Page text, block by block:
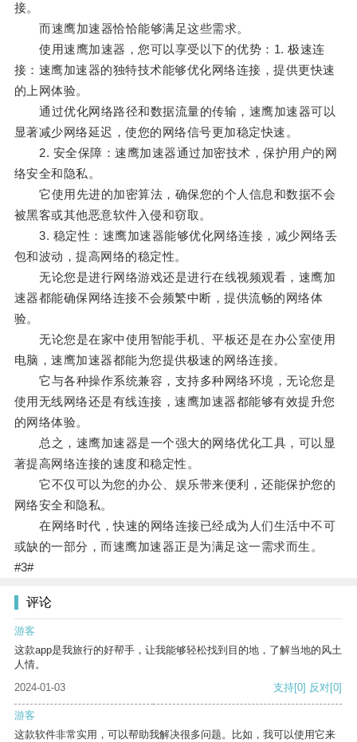
接。
而速鹰加速器恰恰能够满足这些需求。
使用速鹰加速器，您可以享受以下的优势：1. 极速连
接：速鹰加速器的独特技术能够优化网络连接，提供更快速
的上网体验。
通过优化网络路径和数据流量的传输，速鹰加速器可以
显著减少网络延迟，使您的网络信号更加稳定快速。
2. 安全保障：速鹰加速器通过加密技术，保护用户的网
络安全和隐私。
它使用先进的加密算法，确保您的个人信息和数据不会
被黑客或其他恶意软件入侵和窃取。
3. 稳定性：速鹰加速器能够优化网络连接，减少网络丢
包和波动，提高网络的稳定性。
无论您是进行网络游戏还是进行在线视频观看，速鹰加
速器都能确保网络连接不会频繁中断，提供流畅的网络体
验。
无论您是在家中使用智能手机、平板还是在办公室使用
电脑，速鹰加速器都能为您提供极速的网络连接。
它与各种操作系统兼容，支持多种网络环境，无论您是
使用无线网络还是有线连接，速鹰加速器都能够有效提升您
的网络体验。
总之，速鹰加速器是一个强大的网络优化工具，可以显
著提高网络连接的速度和稳定性。
它不仅可以为您的办公、娱乐带来便利，还能保护您的
网络安全和隐私。
在网络时代，快速的网络连接已经成为人们生活中不可
或缺的一部分，而速鹰加速器正是为满足这一需求而生。
#3#
评论
游客
这款app是我旅行的好帮手，让我能够轻松找到目的地，了解当地的风土
人情。
2024-01-03
支持[0] 反对[0]
游客
这款软件非常实用，可以帮助我解决很多问题。比如，我可以使用它来